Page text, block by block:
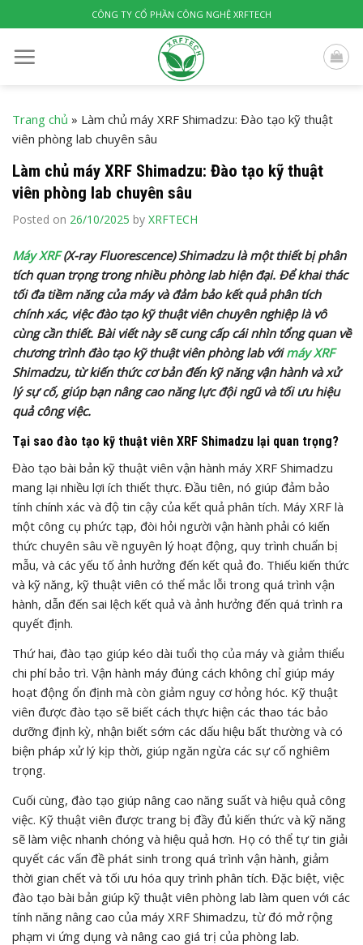
to
content
CÔNG TY CỔ PHẦN CÔNG NGHỆ XRFTECH
Trang chủ » Làm chủ máy XRF Shimadzu: Đào tạo kỹ thuật
viên phòng lab chuyên sâu
Làm chủ máy XRF Shimadzu: Đào tạo kỹ thuật
viên phòng lab chuyên sâu
Posted on 26/10/2025 by XRFTECH
Máy XRF(X-ray Fluorescence) Shimadzu là một thiết bị phân
tích quan trọng trong nhiều phòng lab hiện đại. Để khai thác
tối đa tiềm năng của máy và đảm bảo kết quả phân tích
chính xác, việc đào tạo kỹ thuật viên chuyên nghiệp là vô
cùng cần thiết. Bài viết này sẽ cung cấp cái nhìn tổng quan về
chương trình đào tạo kỹ thuật viên phòng lab vớimáy XRF
Shimadzu, từ kiến thức cơ bản đến kỹ năng vận hành và xử
lý sự cố, giúp bạn nâng cao năng lực đội ngũ và tối ưu hiệu
quả công việc.
Tại sao đào tạo kỹ thuật viên XRF Shimadzu lại quan trọng?
Đào tạo bài bản kỹ thuật viên vận hành máy XRF Shimadzu
mang lại nhiều lợi ích thiết thực. Đầu tiên, nó giúp đảm bảo
tính chính xác và độ tin cậy của kết quả phân tích. Máy XRF là
một công cụ phức tạp, đòi hỏi người vận hành phải có kiến
thức chuyên sâu về nguyên lý hoạt động, quy trình chuẩn bị
mẫu, và các yếu tố ảnh hưởng đến kết quả đo. Thiếu kiến thức
và kỹ năng, kỹ thuật viên có thể mắc lỗi trong quá trình vận
hành, dẫn đến sai lệch kết quả và ảnh hưởng đến quá trình ra
quyết định.
Thứ hai, đào tạo giúp kéo dài tuổi thọ của máy và giảm thiểu
chi phí bảo trì. Vận hành máy đúng cách không chỉ giúp máy
hoạt động ổn định mà còn giảm nguy cơ hỏng hóc. Kỹ thuật
viên được đào tạo sẽ biết cách thực hiện các thao tác bảo
dưỡng định kỳ, nhận biết sớm các dấu hiệu bất thường và có
biện pháp xử lý kịp thời, giúp ngăn ngừa các sự cố nghiêm
trọng.
Cuối cùng, đào tạo giúp nâng cao năng suất và hiệu quả công
việc. Kỹ thuật viên được trang bị đầy đủ kiến thức và kỹ năng
sẽ làm việc nhanh chóng và hiệu quả hơn. Họ có thể tự tin giải
quyết các vấn đề phát sinh trong quá trình vận hành, giảm
thời gian chết và tối ưu hóa quy trình phân tích. Đặc biệt, việc
đào tạo bài bản giúp kỹ thuật viên phòng lab làm quen với các
tính năng nâng cao của máy XRF Shimadzu, từ đó mở rộng
phạm vi ứng dụng và nâng cao giá trị của phòng lab.